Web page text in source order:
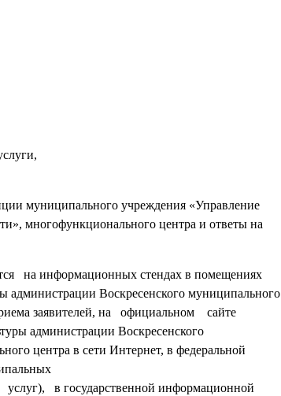
муниципального учреждения «Управление
многофункционального центра и ответы на
информационных стендах в помещениях
Воскресенского муниципального
заявителей, на официальном сайте
администрации Воскресенского
центра в сети Интернет, в федеральной
в государственной информационной